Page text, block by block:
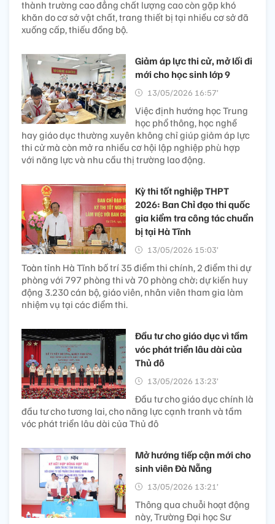
thành trường cao đẳng chất lượng cao còn gặp khó
khăn do cơ sở vật chất, trang thiết bị tại nhiều cơ sở đã
xuống cấp, thiếu đồng bộ.
Giảm áp lực thi cử, mở lối đi
mới cho học sinh lớp 9
13/05/2026 16:57’
Việc định hướng học Trung
học phổ thông, học nghề
hay giáo dục thường xuyên không chỉ giúp giảm áp lực
thi cử mà còn mở ra nhiều cơ hội lập nghiệp phù hợp
với năng lực và nhu cầu thị trường lao động.
Kỳ thi tốt nghiệp THPT
2026: Ban Chỉ đạo thi quốc
gia kiểm tra công tác chuẩn
bị tại Hà Tĩnh
13/05/2026 15:03’
Toàn tỉnh Hà Tĩnh bố trí 35 điểm thi chính, 2 điểm thi dự
phòng với 797 phòng thi và 70 phòng chờ; dự kiến huy
động 3.230 cán bộ, giáo viên, nhân viên tham gia làm
nhiệm vụ tại các điểm thi.
Đầu tư cho giáo dục vì tầm
vóc phát triển lâu dài của
Thủ đô
13/05/2026 13:23’
Đầu tư cho giáo dục chính là
đầu tư cho tương lai, cho năng lực cạnh tranh và tầm
vóc phát triển lâu dài của Thủ đô
Mở hướng tiếp cận mới cho
sinh viên Đà Nẵng
13/05/2026 13:21’
Thông qua chuỗi hoạt động
này, Trường Đại học Sư